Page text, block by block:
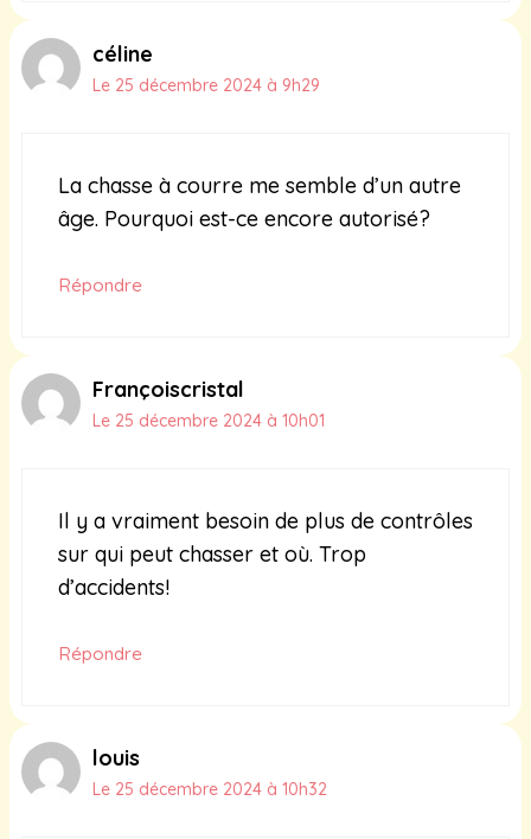
céline
Le 25 décembre 2024 à 9h29
La chasse à courre me semble d’un autre
âge. Pourquoi est-ce encore autorisé?
Répondre
Françoiscristal
Le 25 décembre 2024 à 10h01
Il y a vraiment besoin de plus de contrôles
sur qui peut chasser et où. Trop
d’accidents!
Répondre
louis
Le 25 décembre 2024 à 10h32